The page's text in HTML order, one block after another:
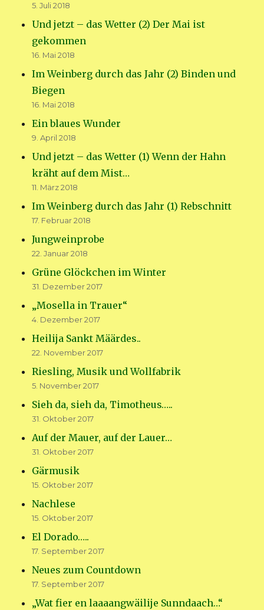
5. Juli 2018
Und jetzt – das Wetter (2) Der Mai ist
gekommen
16. Mai 2018
Im Weinberg durch das Jahr (2) Binden und
Biegen
16. Mai 2018
Ein blaues Wunder
9. April 2018
Und jetzt – das Wetter (1) Wenn der Hahn
kräht auf dem Mist…
11. März 2018
Im Weinberg durch das Jahr (1) Rebschnitt
17. Februar 2018
Jungweinprobe
22. Januar 2018
Grüne Glöckchen im Winter
31. Dezember 2017
„Mosella in Trauer“
4. Dezember 2017
Heilija Sankt Määrdes..
22. November 2017
Riesling, Musik und Wollfabrik
5. November 2017
Sieh da, sieh da, Timotheus…..
31. Oktober 2017
Auf der Mauer, auf der Lauer…
31. Oktober 2017
Gärmusik
15. Oktober 2017
Nachlese
15. Oktober 2017
El Dorado…..
17. September 2017
Neues zum Countdown
17. September 2017
„Wat fier en laaaangwäilije Sunndaach…“